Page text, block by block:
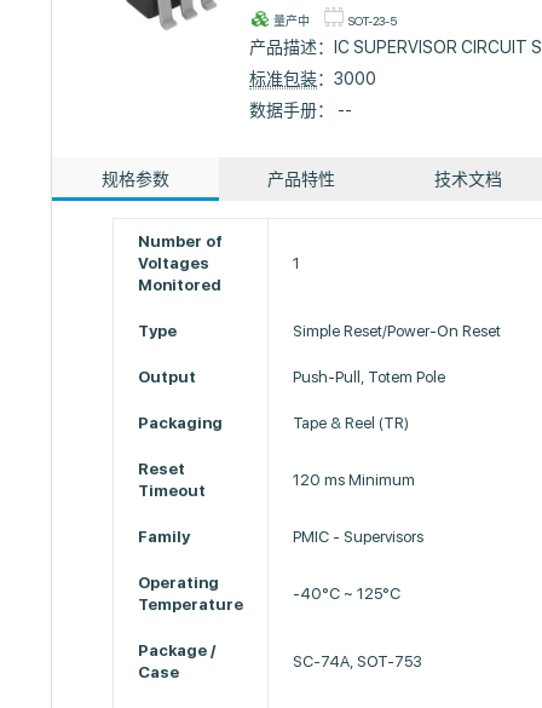
量产中 SOT-23-5
产品描述：
IC SUPERVISOR CIRCUIT
标准包装：3000
数据手册： --
规格参数 产品特性 技术文档
Number of
Voltages
Monitored
1
Type Simple Reset/Power-On Reset
Output Push-Pull, Totem Pole
Packaging Tape & Reel (TR)
Reset
Timeout
120 ms Minimum
Family PMIC - Supervisors
Operating
Temperature
-40°C ~ 125°C
Package /
Case
SC-74A, SOT-753